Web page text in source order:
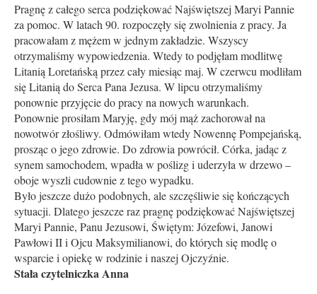
Pragnę z całego serca podziękować Najświętszej Maryi Pannie
za pomoc. W latach 90. rozpoczęły się zwolnienia z pracy. Ja
pracowałam z mężem w jednym zakładzie. Wszyscy
otrzymaliśmy wypowiedzenia. Wtedy to podjęłam modlitwę
Litanią Loretańską przez cały miesiąc maj. W czerwcu modliłam
się Litanią do Serca Pana Jezusa. W lipcu otrzymaliśmy
ponownie przyjęcie do pracy na nowych warunkach.
Ponownie prosiłam Maryję, gdy mój mąż zachorował na
nowotwór złośliwy. Odmówiłam wtedy Nowennę Pompejańską,
prosząc o jego zdrowie. Do zdrowia powrócił. Córka, jadąc z
synem samochodem, wpadła w poślizg i uderzyła w drzewo –
oboje wyszli cudownie z tego wypadku.
Było jeszcze dużo podobnych, ale szczęśliwie się kończących
sytuacji. Dlatego jeszcze raz pragnę podziękować Najświętszej
Maryi Pannie, Panu Jezusowi, Świętym: Józefowi, Janowi
Pawłowi II i Ojcu Maksymilianowi, do których się modlę o
wsparcie i opiekę w rodzinie i naszej Ojczyźnie.
Stała czytelniczka Anna